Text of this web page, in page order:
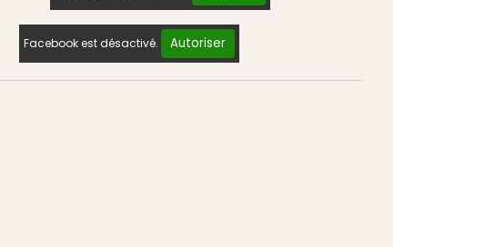
Facebook est désactivé. Autoriser